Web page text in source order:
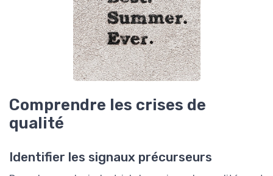
Comprendre les crises de
qualité
Identifier les signaux précurseurs